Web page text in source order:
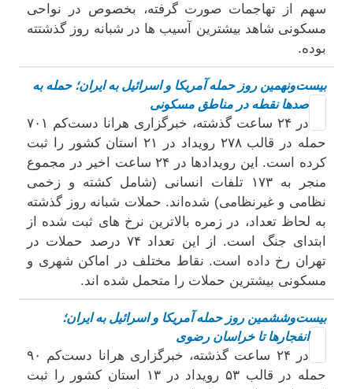
سهم از تهاجمات صورت گرفته، بخصوص در نواحی
مسکونی شاهد بیشترین آسیب ها در شبانه روز گذشتته
بوده.
بیست‌و‌نهمین روز حمله آمریکا و اسرائیل به ایران؛ حمله به
صدها نقطه در مناطق مسکونی
در ۲۴ ساعت گذشته، خبرگزاری هرانا دست‌کم ۷۰۱
حمله در قالب ۲۷۸ رویداد در ۲۱ استان کشور را ثبت
کرده است. این رویدادها در ۲۴ ساعت اخیر در مجموع
منجر به ۱۷۳ تلفات انسانی (شامل کشته و زخمی
نظامی و غیرنظامی) شده‌اند. حملات شبانه روز گذشته
به لحاظ تعداد، در زمره بالاترین نرخ های ثبت شده از
ابتدای جنگ است. از این تعداد ۷۴ درصد حملات در
تهران رخ داده است. نقاط مختلف در اماکن شهری و
مسکونی بیشترین حملات را متحمل شده اند.
بیست‌و‌ششمین روز حمله آمریکا و اسرائیل به ایران؛
انفجارها تا خراسان رضوی
در ۲۴ ساعت گذشته، خبرگزاری هرانا دست‌کم ۹۰
حمله در قالب ۵۳ رویداد در ۱۳ استان کشور را ثبت